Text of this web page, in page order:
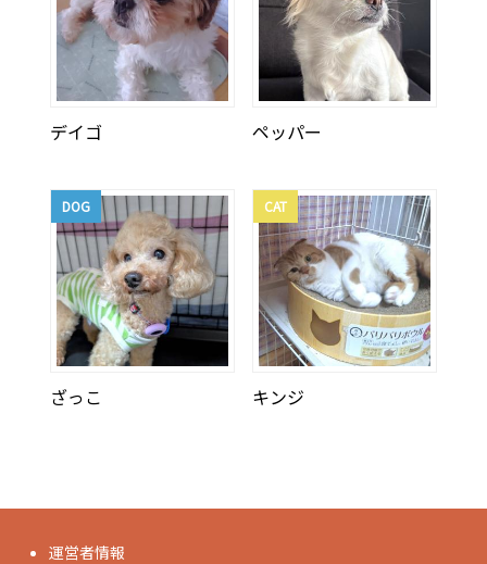
デイゴ ペッパー
DOG
ざっこ
CAT
キンジ
運営者情報